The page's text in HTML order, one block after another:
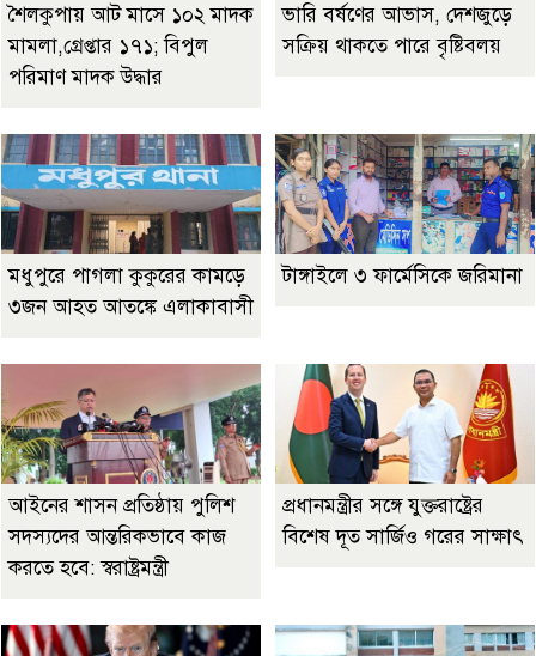
শৈলকুপায় আট মাসে ১০২ মাদক
মামলা,গ্রেপ্তার ১৭১; বিপুল
পরিমাণ মাদক উদ্ধার
ভারি বর্ষণের আভাস, দেশজুড়ে
সক্রিয় থাকতে পারে বৃষ্টিবলয়
মধুপুরে পাগলা কুকুরের কামড়ে
৩জন আহত আতঙ্কে এলাকাবাসী
টাঙ্গাইলে ৩ ফার্মেসিকে জরিমানা
আইনের শাসন প্রতিষ্ঠায় পুলিশ
সদস্যদের আন্তরিকভাবে কাজ
করতে হবে: স্বরাষ্ট্রমন্ত্রী
প্রধানমন্ত্রীর সঙ্গে যুক্তরাষ্ট্রের
বিশেষ দূত সার্জিও গরের সাক্ষাৎ